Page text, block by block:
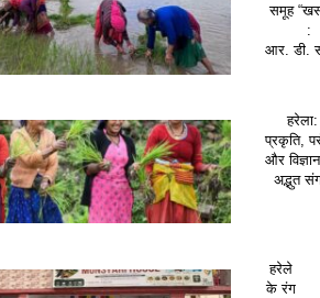
समूह
:
आर. डी.
हरेला:
प्रकृति,
और
अद्भुत
हरेले
के रंग